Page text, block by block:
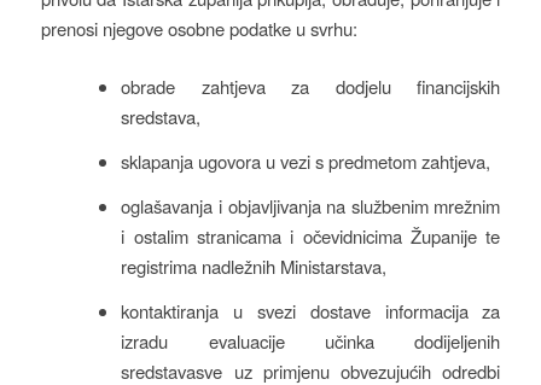
prenosi njegove osobne podatke u svrhu:
obrade zahtjeva za dodjelu financijskih
sredstava,
sklapanja ugovora u vezi s predmetom zahtjeva,
oglašavanja i objavljivanja na službenim mrežnim
i ostalim stranicama i očevidnicima Županije te
registrima nadležnih Ministarstava,
kontaktiranja u svezi dostave informacija za
izradu evaluacije učinka dodijeljenih
sredstavasve uz primjenu obvezujućih odredbi